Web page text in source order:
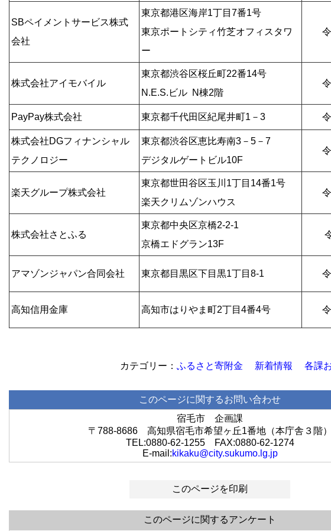
SBペイメントサービス株式
会社
東京都港区海岸1丁目7番1号
東京ポートシティ竹芝オフィスタワ
ー
株式会社アイモバイル
東京都渋谷区桜丘町22番14号
N.E.S.ビル N棟2階
PayPay株式会社 東京都千代田区紀尾井町1－3
株式会社DGフィナンシャル
テクノロジー
東京都渋谷区恵比寿南3－5－7
デジタルゲートビル10F
楽天グループ株式会社
東京都世田谷区玉川1丁目14番1号
楽天クリムゾンハウス
株式会社さとふる
東京都中央区京橋2-2-1
京橋エドグラン13F
アマゾンジャパン合同会社 東京都目黒区下目黒1丁目8-1
高知信用金庫 高知市はりやま町2丁目4番4号
ふるさと寄附金 新着情報 各課
このページに関するお問い合わせ
宿毛市 企画課
〒788-8686 高知県宿毛市希望ヶ丘1番地（本庁舎３階）
TEL:0880-62-1255 FAX:0880-62-1274
E-mail:kikaku@city.sukumo.lg.jp
このページを印刷
このページに関するアンケート